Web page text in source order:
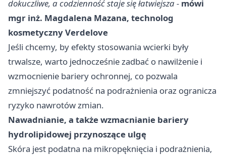
dokuczliwe, a codzienność staje się łatwiejsza - mówi
mgr inż. Magdalena Mazana, technolog
kosmetyczny Verdelove
Jeśli chcemy, by efekty stosowania wcierki były
trwalsze, warto jednocześnie zadbać o nawilżenie i
wzmocnienie bariery ochronnej, co pozwala
zmniejszyć podatność na podrażnienia oraz ogranicza
ryzyko nawrotów zmian.
Nawadnianie, a także wzmacnianie bariery
hydrolipidowej przynoszące ulgę
Skóra jest podatna na mikropęknięcia i podrażnienia,